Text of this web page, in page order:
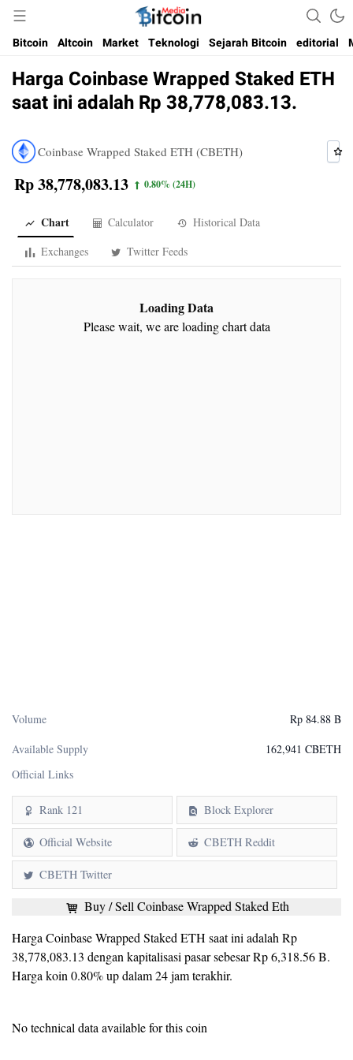
Bitcoin Media Indonesia
Media Bitcoin dan Cryptocurrency, dan Blockchain di Indonesia
Bitcoin Altcoin Market Teknologi Sejarah Bitcoin editorial
Harga Coinbase Wrapped Staked ETH
saat ini adalah Rp 38,778,083.13.
Coinbase Wrapped Staked ETH (CBETH)
Rp 38,778,083.13 0.80%(24H)
Volume
Rp 84.88 B
Available Supply
162,941 CBETH
Official Links
Rank 121 Block Explorer
Official Website CBETH Reddit
CBETH Twitter
Buy / Sell Coinbase Wrapped Staked Eth
Harga Coinbase Wrapped Staked ETH saat ini adalah Rp
38,778,083.13 dengan kapitalisasi pasar sebesar Rp 6,318.56 B.
Harga koin 0.80% up dalam 24 jam terakhir.
Chart Calculator
Historical Data
Exchanges
Twitter Feeds
Loading Data
Please wait, we are loading chart data
No technical data available for this coin